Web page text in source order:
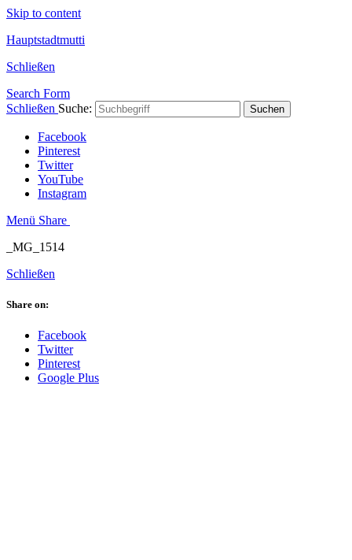
Skip to content
Hauptstadtmutti
Schließen
Search Form
Schließen Suche: Suchen
Facebook
Pinterest
Twitter
YouTube
Instagram
Menü Share
_MG_1514
Schließen
Share on:
Facebook
Twitter
Pinterest
Google Plus